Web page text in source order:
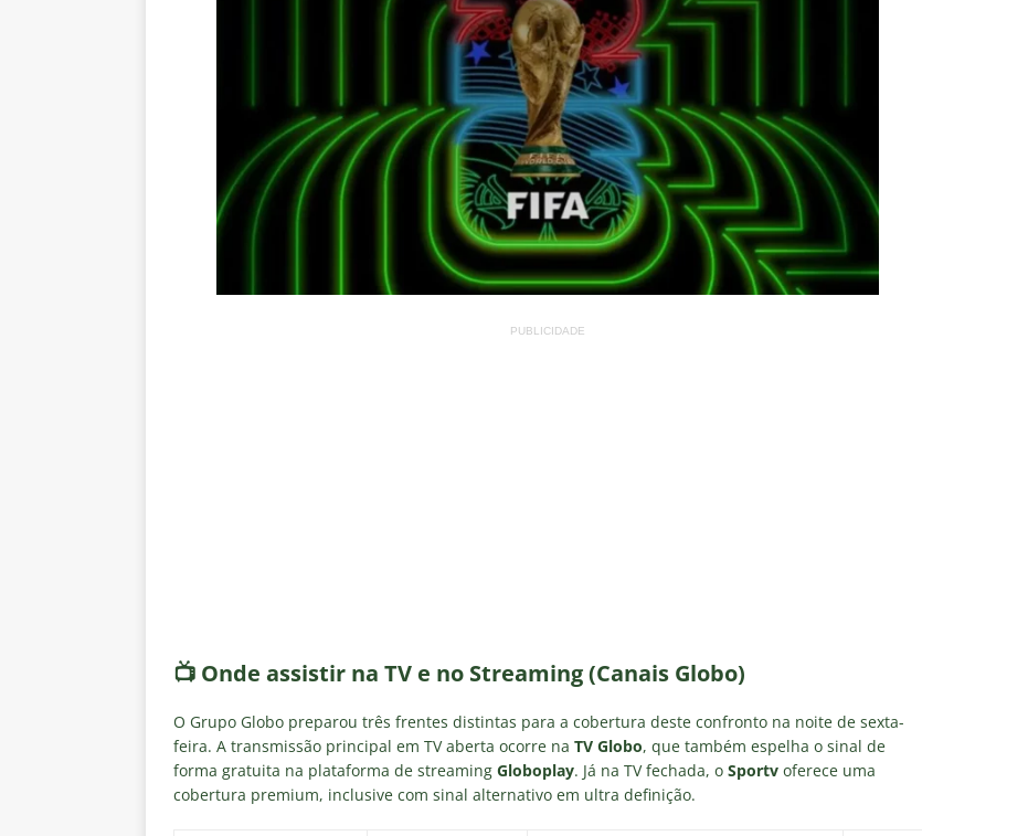
PUBLICIDADE
📺 Onde assistir na TV e no Streaming (Canais Globo)
O Grupo Globo preparou três frentes distintas para a cobertura deste confronto na noite de sexta-
feira. A transmissão principal em TV aberta ocorre na TV Globo, que também espelha o sinal de
forma gratuita na plataforma de streaming Globoplay. Já na TV fechada, o Sportv oferece uma
cobertura premium, inclusive com sinal alternativo em ultra definição.